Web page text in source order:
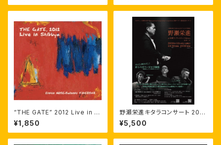
“THE GATE” 2012 Live in S
hibuya
¥1,850
野瀬栄進キタラコンサート 202
6 一般席 5500円
¥5,500